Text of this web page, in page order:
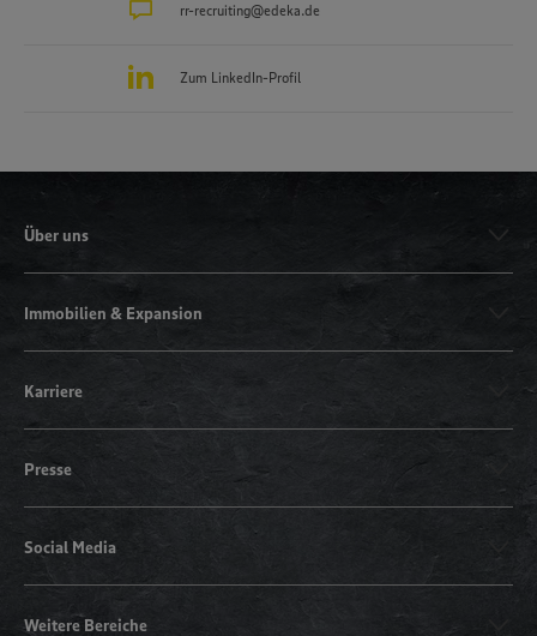
rr-recruiting@edeka.de
Zum LinkedIn-Profil
Über uns
Immobilien & Expansion
Karriere
Presse
Social Media
Weitere Bereiche